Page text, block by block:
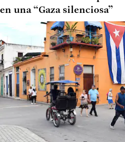
en una “Gaza silenciosa”